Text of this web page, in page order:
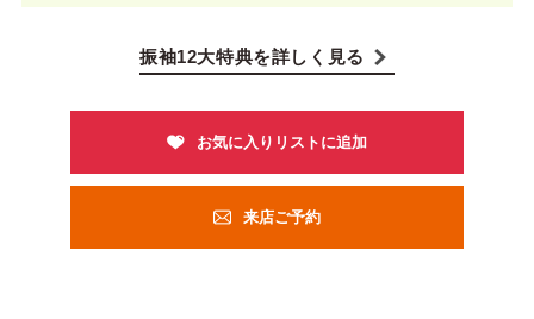
振袖12大特典を詳しく見る
来店ご予約